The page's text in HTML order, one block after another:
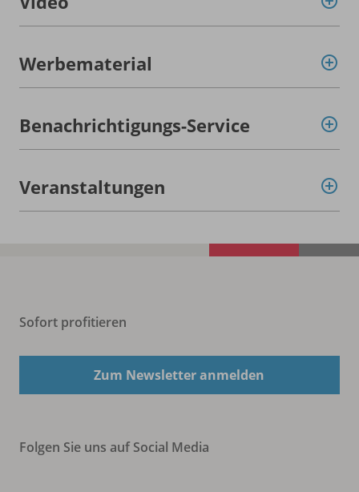
Werbematerial
Benachrichtigungs-Service
Veranstaltungen
Sofort profitieren
Zum Newsletter anmelden
Folgen Sie uns auf Social Media